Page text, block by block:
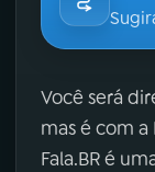
Você será
mas é com a
Fala.BR é